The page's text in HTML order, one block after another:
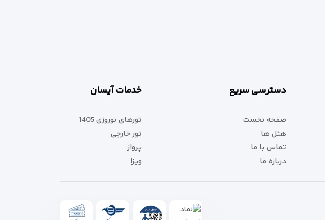
دسترسی سریع
صفحه نخست
هتل ها
تماس با ما
درباره ما
خدمات آیسان
تورهای نوروزی 1405
تور خارجی
پرواز
ویزا